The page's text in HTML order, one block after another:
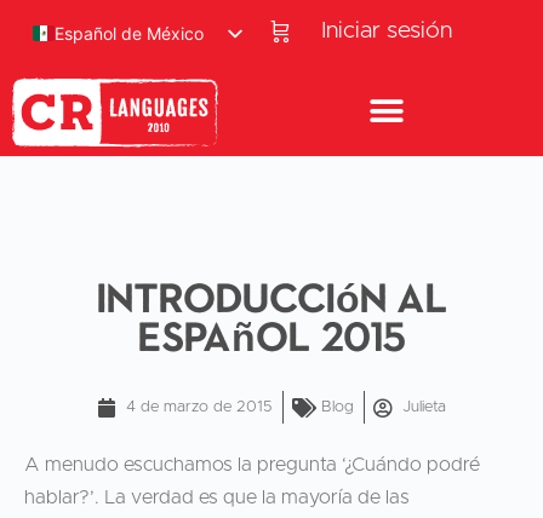
Iniciar sesión
Español de México
Introducción al
español 2015
4 de marzo de 2015 Blog Julieta
A menudo escuchamos la pregunta ‘¿Cuándo podré
hablar?’. La verdad es que la mayoría de las